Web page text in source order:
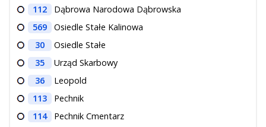
112
Dąbrowa Narodowa Dąbrowska
569
Osiedle Stałe Kalinowa
30
Osiedle Stałe
35
Urząd Skarbowy
36
Leopold
113
Pechnik
114
Pechnik Cmentarz